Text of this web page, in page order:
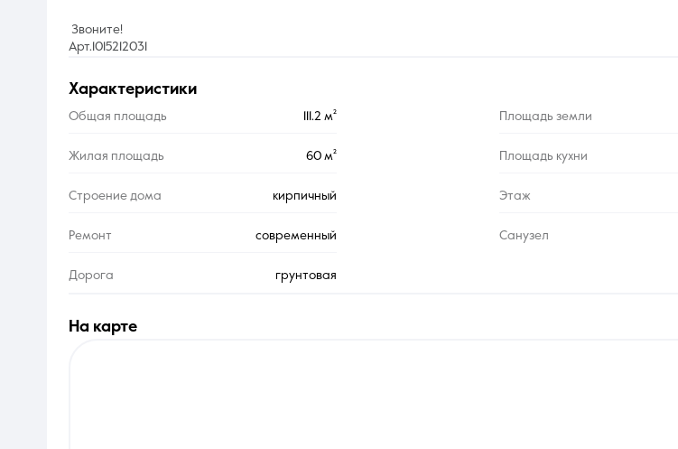
характеристики
Общая площадь 111.2 м² Площадь земли
Жилая площадь 60 м² Площадь кухни
Строение дома кирпичный Этаж
Ремонт современный Санузел
Дорога грунтовая
Звоните!
Арт.1015212031
на карте